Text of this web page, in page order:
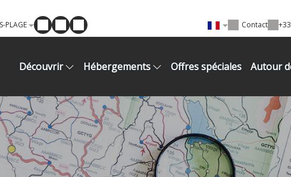
PLAGE Contact
Découvrir Hébergements Offres spéciales Autour